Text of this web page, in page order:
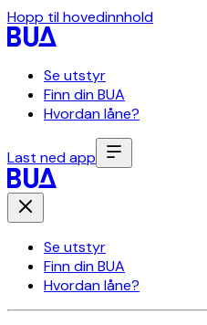
Hopp til hovedinnhold
Se utstyr
Finn din BUA
Hvordan låne?
Last ned app
Se utstyr
Finn din BUA
Hvordan låne?